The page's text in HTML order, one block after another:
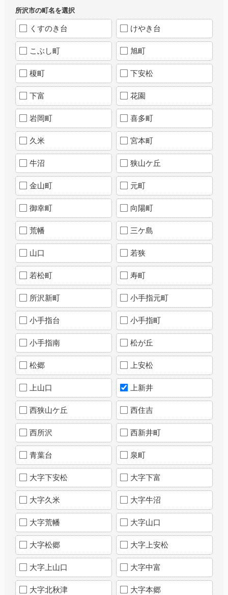
所沢市の町名を選択
くすのき台 けやき台
こぶし町 旭町
榎町 下安松
下富 花園
岩岡町 喜多町
久米 宮本町
牛沼 狭山ケ丘
金山町 元町
御幸町 向陽町
荒幡 三ケ島
山口 若狭
若松町 寿町
所沢新町 小手指元町
小手指台 小手指町
小手指南 松が丘
松郷 上安松
上山口 上新井
西狭山ケ丘 西住吉
西所沢 西新井町
青葉台 泉町
大字下安松 大字下富
大字久米 大字牛沼
大字荒幡 大字山口
大字松郷 大字上安松
大字上山口 大字中富
大字北秋津 大字本郷